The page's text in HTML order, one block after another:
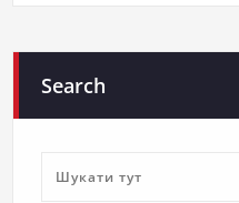
Search